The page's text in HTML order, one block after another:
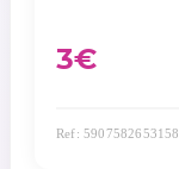
3€
Ref: 5907582653158